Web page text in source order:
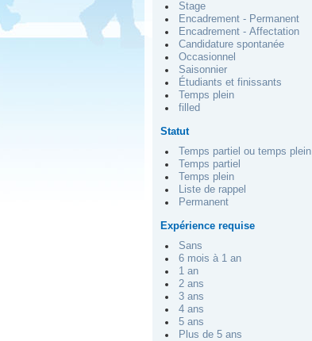
Stage
Encadrement - Permanent
Encadrement - Affectation
Candidature spontanée
Occasionnel
Saisonnier
Étudiants et finissants
Temps plein
filled
Statut
Temps partiel ou temps plein
Temps partiel
Temps plein
Liste de rappel
Permanent
Expérience requise
Sans
6 mois à 1 an
1 an
2 ans
3 ans
4 ans
5 ans
Plus de 5 ans